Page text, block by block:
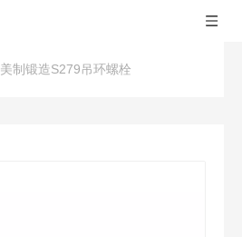
美制锻造S279吊环螺栓